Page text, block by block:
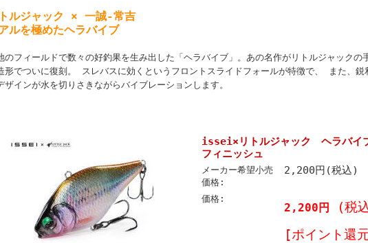
ルジャック × 一誠‐常吉
ルを極めたヘラバイブ
のフィールドで数々の好釣果を生み出した「ヘラバイブ」。あの名作がリトルジャックの
形でついに復刻。 スレバスに効くというフロントスライドフォールが特徴で、 また、鋭
ザインが水を切りさきながらバイブレーションします。
issei×リトルジャック ヘラバイ
フィニッシュ
メーカー希望小売
価格:
2,200円(税込)
価格:
2,200円
(税
[ポイント還